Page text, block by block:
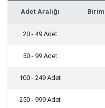
Adet Aralığı Birim
20 - 49 Adet
50 - 99 Adet
100 - 249 Adet
250 - 999 Adet